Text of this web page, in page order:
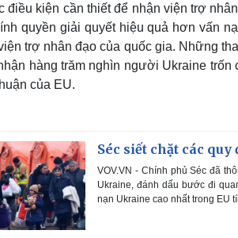
điều kiện cần thiết để nhận viện trợ
quyền giải quyết hiệu quả hơn vấn
trợ nhân đạo của quốc gia. Những
hàng trăm nghìn người Ukraine
của EU.
Séc siết chặt các
VOV.VN - Chính phủ Séc đã
Ukraine, đánh dấu bước đi
nạn Ukraine cao nhất trong EU